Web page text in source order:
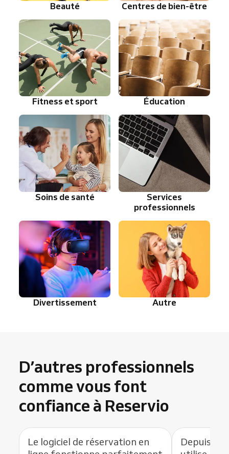
Beauté Centres de bien-être
Fitness et sport Éducation
Soins de santé
Services
professionnels
Divertissement Autre
D’autres professionnels
comme vous font
confiance à Reservio
Le logiciel de réservation en
Depuis